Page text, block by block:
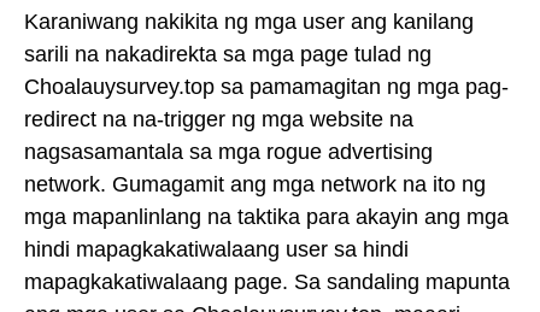
Karaniwang nakikita ng mga user ang kanilang
sarili na nakadirekta sa mga page tulad ng
Choalauysurvey.top sa pamamagitan ng mga pag-
redirect na na-trigger ng mga website na
nagsasamantala sa mga rogue advertising
network. Gumagamit ang mga network na ito ng
mga mapanlinlang na taktika para akayin ang mga
hindi mapagkakatiwalaang user sa hindi
mapagkakatiwalaang page. Sa sandaling mapunta